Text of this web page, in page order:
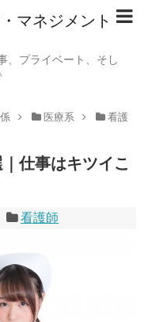
マネジメント
、プライベート、そし
医療系
看護
仕事はキツイこ
看護師